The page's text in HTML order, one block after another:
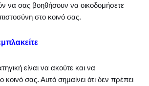
να σας βοηθήσουν να οικοδομήσετε
στο κοινό σας.
είναι να ακούτε και να
κοινό σας. Αυτό σημαίνει ότι δεν πρέπει